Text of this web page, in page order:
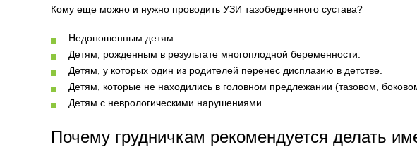
Кому еще можно и нужно проводить УЗИ тазобедренного сустава?
Недоношенным детям.
Детям, рожденным в результате многоплодной беременности.
Детям, у которых один из родителей перенес дисплазию в детстве.
Детям, которые не находились в головном предлежании (тазовом,
Детям с неврологическими нарушениями.
Почему грудничкам рекомендуется делать